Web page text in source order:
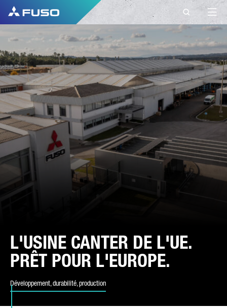
L'USINE CANTER DE L'UE.
PRÊT POUR L'EUROPE.
Développement, durabilité, production
FUSO EUROPE
CONTACT
Vous avez d'autres questions ?
Envoyez-nous votre demande via ce formulaire
de contact.
TYPE DE DEMANDE*